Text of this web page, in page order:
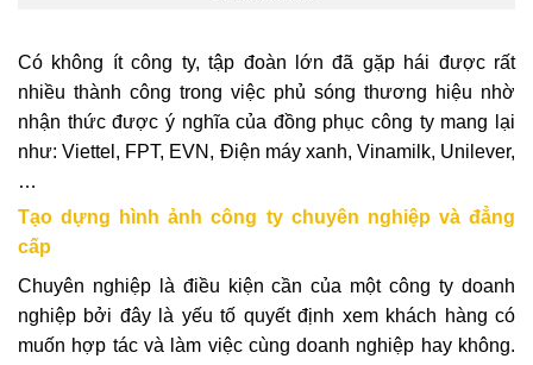
Có không ít công ty, tập đoàn lớn đã gặp hái được rất
nhiều thành công trong việc phủ sóng thương hiệu nhờ
nhận thức được ý nghĩa của đồng phục công ty mang lại
như: Viettel, FPT, EVN, Điện máy xanh, Vinamilk, Unilever,
…
Tạo dựng hình ảnh công ty chuyên nghiệp và đẳng
cấp
Chuyên nghiệp là điều kiện cần của một công ty doanh
nghiệp bởi đây là yếu tố quyết định xem khách hàng có
muốn hợp tác và làm việc cùng doanh nghiệp hay không.